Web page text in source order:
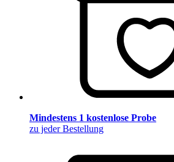
Mindestens 1 kostenlose Probe
zu jeder Bestellung